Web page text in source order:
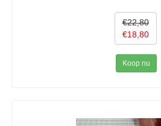
€22,80
€18,80
Koop nu